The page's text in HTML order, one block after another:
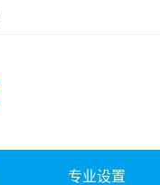
专业设置